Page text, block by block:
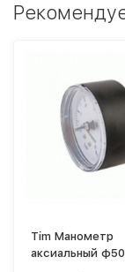
Tim Манометр
аксиальный